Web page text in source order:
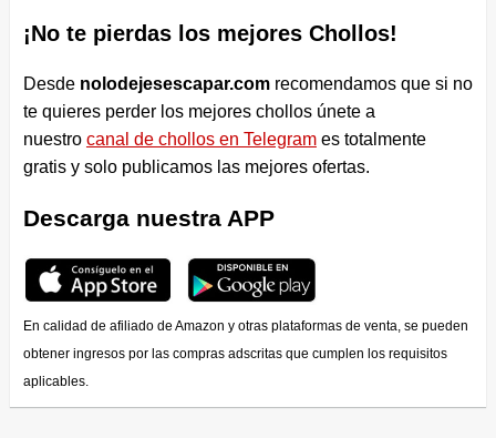
¡No te pierdas los mejores Chollos!
Desde nolodejesescapar.comrecomendamos que si no
te quieres perder los mejores chollos únete a
nuestro canal de chollos en Telegrames totalmente
gratis y solo publicamos las mejores ofertas.
Descarga nuestra APP
En calidad de afiliado de Amazon y otras plataformas de venta, se pueden
obtener ingresos por las compras adscritas que cumplen los requisitos
aplicables.